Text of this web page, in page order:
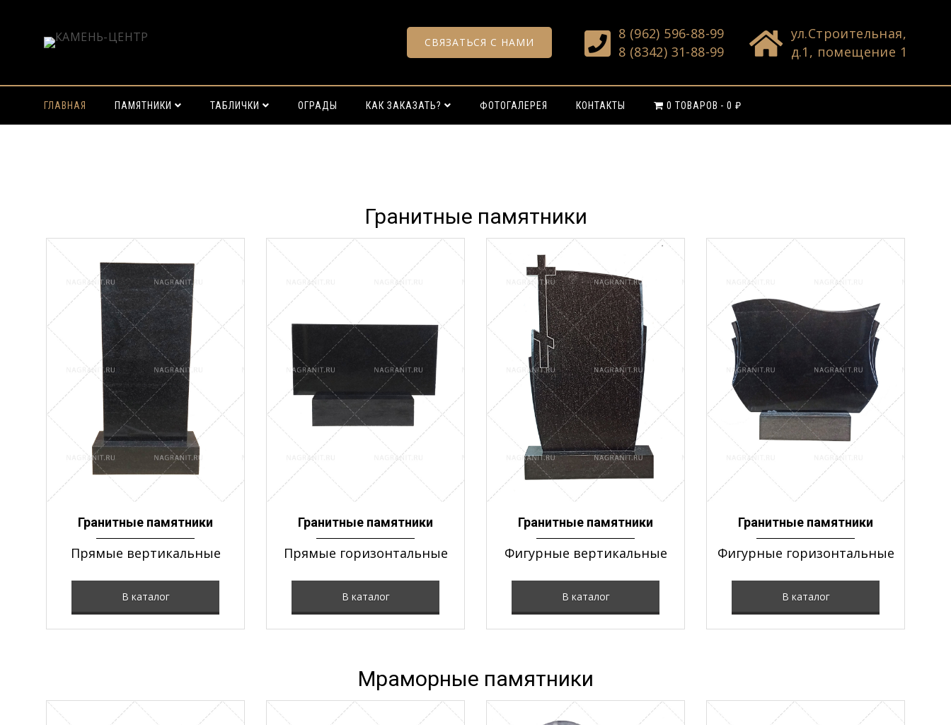
СВЯЗАТЬСЯ С НАМИ
8 (962) 596-88-99
8 (8342) 31-88-99
ул.Строительная,
д.1, помещение 1
ГЛАВНАЯ ПАМЯТНИКИ ТАБЛИЧКИ ОГРАДЫ КАК ЗАКАЗАТЬ? ФОТОГАЛЕРЕЯ КОНТАКТЫ 0 ТОВАРОВ 0 ₽
Найти:
Гранитные памятники
Гранитные памятники
Прямые вертикальные
В каталог
Гранитные памятники
Прямые горизонтальные
В каталог
Гранитные памятники
Фигурные вертикальные
В каталог
Гранитные памятники
Фигурные горизонтальные
В каталог
Мраморные памятники